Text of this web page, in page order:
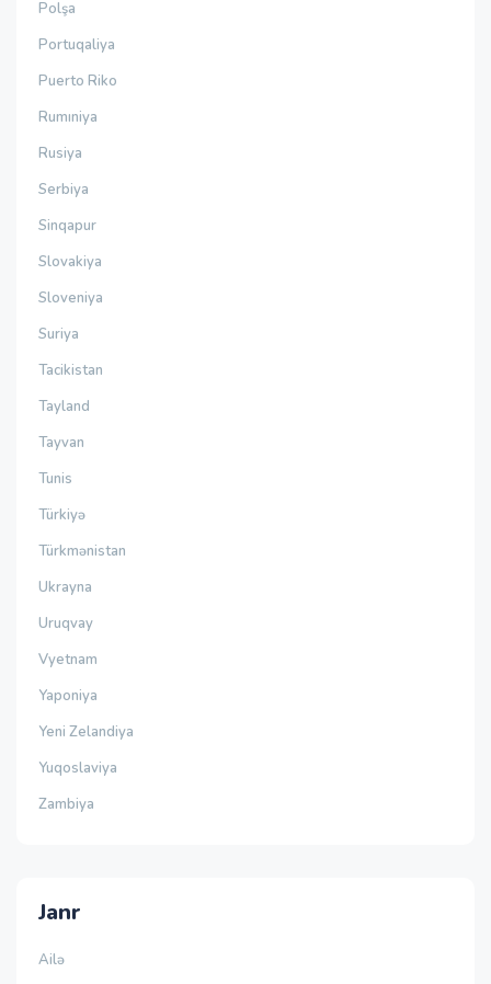
Polşa
Portuqaliya
Puerto Riko
Rumıniya
Rusiya
Serbiya
Sinqapur
Slovakiya
Sloveniya
Suriya
Tacikistan
Tayland
Tayvan
Tunis
Türkiyə
Türkmənistan
Ukrayna
Uruqvay
Vyetnam
Yaponiya
Yeni Zelandiya
Yuqoslaviya
Zambiya
Janr
Ailə